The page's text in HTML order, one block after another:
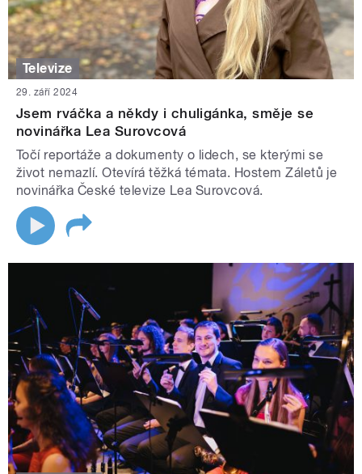
Televize
29. září 2024
Jsem rváčka a někdy i chuligánka, směje se
novinářka Lea Surovcová
Točí reportáže a dokumenty o lidech, se kterými se
život nemazlí. Otevírá těžká témata. Hostem Záletů je
novinářka České televize Lea Surovcová.